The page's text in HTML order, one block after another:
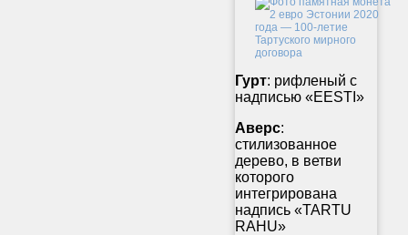
Гурт: рифленый с
надписью «EESTI»
Аверс:
стилизованное
дерево, в ветви
которого
интегрирована
надпись «TARTU
RAHU»